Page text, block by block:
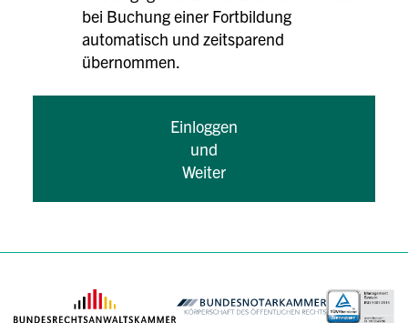
bei Buchung einer Fortbildung
automatisch und zeitsparend
übernommen.
Einloggen
und
Weiter